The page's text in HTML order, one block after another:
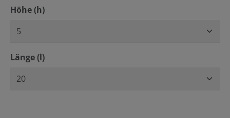
Höhe (h)auswählen
Länge (l)auswählen